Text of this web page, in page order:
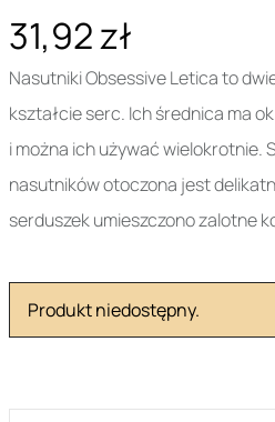
31,92 zł
Nasutniki Obsessive Letica to
kształcie serc. Ich średnica ma
i można ich używać wielokrotnie.
nasutników otoczona jest
serduszek umieszczono zalotne
Produkt niedostępny.